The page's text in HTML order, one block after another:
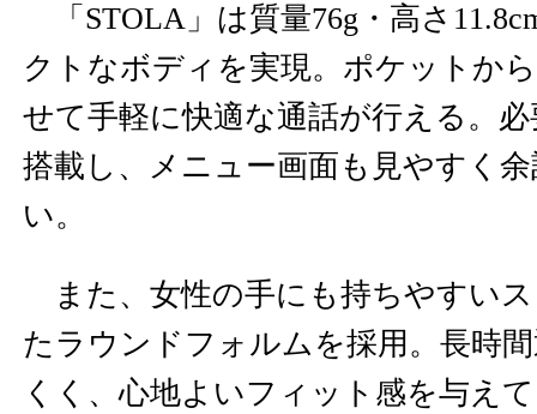
「STOLA」は質量76g・高さ
クトなボディを実現。ポケットか
せて手軽に快適な通話が行える。
搭載し、メニュー画面も見やすく
い。
また、女性の手にも持ちやすい
たラウンドフォルムを採用。長時
くく、心地よいフィット感を与え